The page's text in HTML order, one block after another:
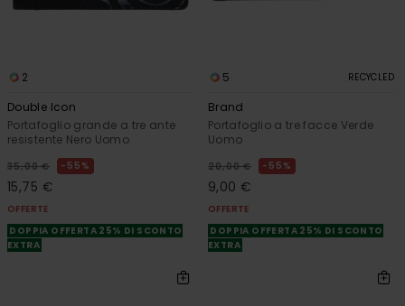
2
Double Icon
Portafoglio grande a tre ante
resistente Nero Uomo
35,00 € 55%
15,75 €
OFFERTE
DOPPIA OFFERTA 25% DI SCONTO
EXTRA
5 RECYCLED
Brand
Portafoglio a tre facce Verde
Uomo
20,00 € 55%
9,00 €
OFFERTE
DOPPIA OFFERTA 25% DI SCONTO
EXTRA